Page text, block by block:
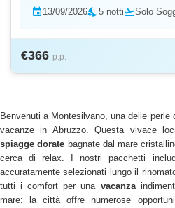
event 13/09/2026nights_stay5 nottiflight_takeoffSolo
€366 p.p.
Benvenuti a Montesilvano, una delle
vacanze in Abruzzo. Questa vivace
spiagge dorate bagnate dal mare
cerca di relax. I nostri pacchetti
accuratamente selezionati lungo il
tutti i comfort per una vacanza
mare: la città offre numerose